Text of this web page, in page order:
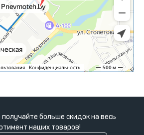
больше скидок на весь
наших товаров!